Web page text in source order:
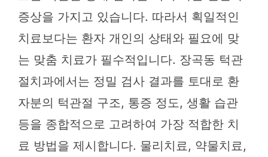
증상을 가지고 있습니다. 따라서 획일적인
치료보다는 환자 개인의 상태와 필요에 맞
는 맞춤 치료가 필수적입니다. 장곡동 턱관
절치과에서는 정밀 검사 결과를 토대로 환
자분의 턱관절 구조, 통증 정도, 생활 습관
등을 종합적으로 고려하여 가장 적합한 치
료 방법을 제시합니다. 물리치료, 약물치료,